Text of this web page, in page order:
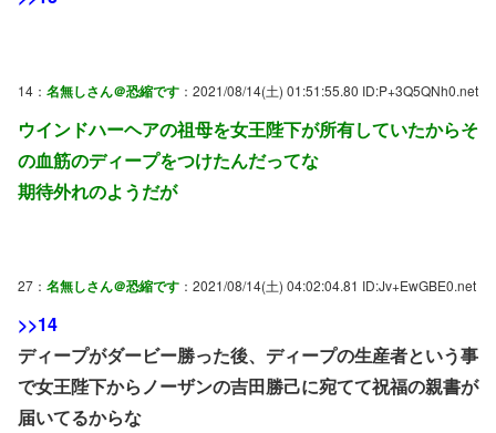
14： 名無しさん＠恐縮です ：2021/08/14(土) 01:51:55.80 ID:P+3Q5QNh0.net
ウインドハーヘアの祖母を女王陛下が所有していたからそ
の血筋のディープをつけたんだってな
期待外れのようだが
27： 名無しさん＠恐縮です ：2021/08/14(土) 04:02:04.81 ID:Jv+EwGBE0.net
>>14
ディープがダービー勝った後、ディープの生産者という事
で女王陛下からノーザンの吉田勝己に宛てて祝福の親書が
届いてるからな